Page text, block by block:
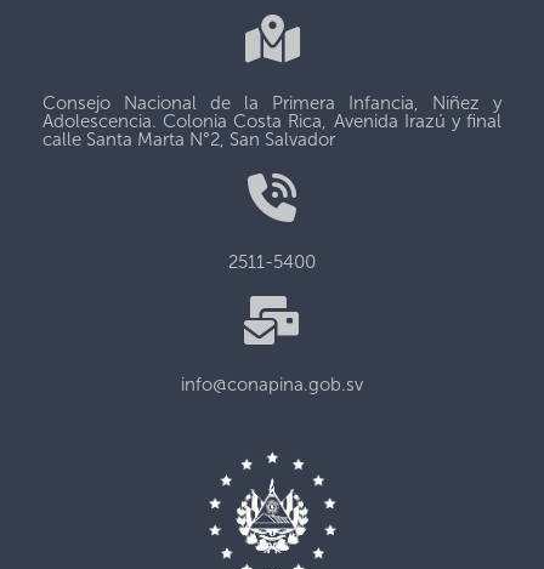
Consejo Nacional de la Primera Infancia, Niñez y
Adolescencia. Colonia Costa Rica, Avenida Irazú y final
calle Santa Marta N°2, San Salvador
2511-5400
info@conapina.gob.sv